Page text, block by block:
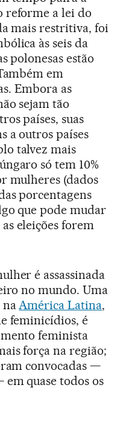
reforme a lei do
mais restritiva, foi
às seis da
polonesas estão
em
Embora as
sejam tão
países, suas
a outros países
talvez mais
só tem 10%
mulheres (dados
porcentagens
que pode mudar
eleições forem
é assassinada
no mundo. Uma
naAmérica Latina,
feminicídios, é
feminista
força na região;
convocadas —
quase todos os